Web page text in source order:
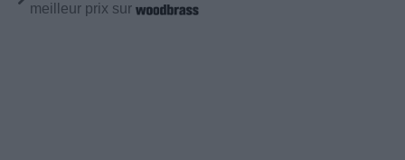
meilleur prix sur